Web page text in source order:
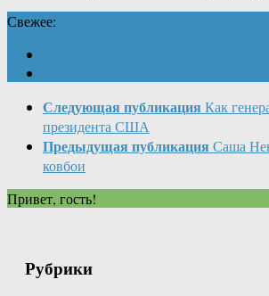
Свежее:
Следующая публикация Как
президента США
Предыдущая публикация Саша
ковбои
Привет, гость!
Рубрики